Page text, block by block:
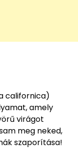
californica)
amely
virágot
meg neked,
szaporítása!